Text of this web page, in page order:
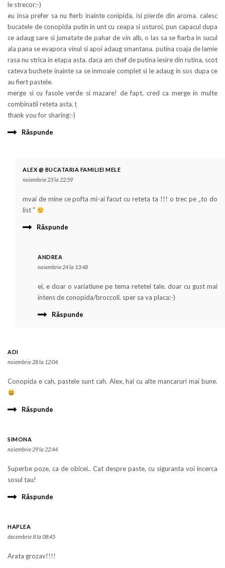
le strecor:-)
eu insa prefer sa nu fierb inainte conipida, isi pierde din aroma. calesc
bucatele de conopida putin in unt cu ceapa si usturoi, pun capacul dupa
ce adaug sare si jumatate de pahar de vin alb, o las sa se fiarba in sucul
ala pana se evapora vinul si apoi adaug smantana. putina coaja de lamie
rasa nu strica in etapa asta. daca am chef de putina iesire din rutina, scot
cateva buchete inainte sa se inmoaie complet si le adaug in sos dupa ce
au fiert pastele.
merge si cu fasole verde si mazare! de fapt, cred ca merge in multe
combinatii reteta asta. ț
thank you for sharing:-)
Răspunde
ALEX @ BUCATARIA FAMILIEI MELE
noiembrie 23 la 22:59
mvai de mine ce pofta mi-ai facut cu reteta ta !!! o trec pe „to do
list ”
Răspunde
ANDREA
noiembrie 24 la 13:48
ei, e doar o variatiune pe tema retetei tale. doar cu gust mai
intens de conopida/broccoli. sper sa va placa:-)
Răspunde
ADI
noiembrie 28 la 12:04
Conopida e cah, pastele sunt cah. Alex, hai cu alte mancaruri mai bune.
Răspunde
SIMONA
noiembrie 29 la 22:44
Superbe poze, ca de obicei.. Cat despre paste, cu siguranta voi incerca
sosul tau!
Răspunde
HAPLEA
decembrie 8 la 08:45
Arata grozav!!!!